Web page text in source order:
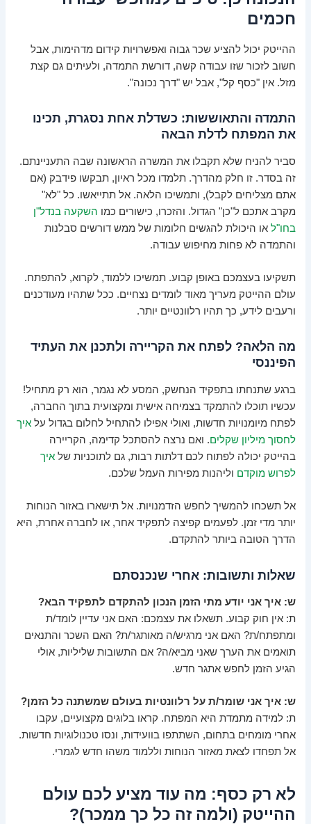
חכמים
ההייטק יכול להציע שכר גבוה ואפשרויות קידום מדהימות, אבל
חשוב לזכור שזו עבודה קשה, דורשת התמדה, ולעיתים גם קצת
מזל. אין "כסף קל", אבל יש "דרך נכונה".
התמדה והתאוששות: כשדלת אחת נסגרת, תכינו
את המפתח לדלת הבאה
סביר להניח שלא תקבלו את המשרה הראשונה שבה התעניינתם.
זה בסדר. זו חלק מהדרך. תלמדו מכל ראיון, תבקשו פידבק (אם
אתם מצליחים לקבל), ותמשיכו הלאה. אל תתייאשו. כל "לא"
מקרב אתכם ל"כן" הגדול. והזכרו, כישורים כמו השקעה בנדל"ן
בחו"ל או היכולת להגשים חלומות של ממש דורשים סבלנות
והתמדה לא פחות מחיפוש עבודה.
תשקיעו בעצמכם באופן קבוע. תמשיכו ללמוד, לקרוא, להתפתח.
עולם ההייטק מעריך מאוד לומדים נצחיים. ככל שתהיו מעודכנים
ורעבים לידע, כך תהיו רלוונטיים יותר.
מה הלאה? לפתח את הקריירה ולתכנן את העתיד
הפיננסי
ברגע שתנחתו בתפקיד הנחשק, המסע לא נגמר, הוא רק מתחיל!
עכשיו תוכלו להתמקד בצמיחה אישית ומקצועית בתוך החברה,
לפתח מיומנויות חדשות, ואולי אפילו להתחיל לחלום בגדול עלאיך
לחסוך מיליון שקלים. ואם נרצה להסתכל קדימה, הקריירה
בהייטק יכולה לפתוח לכם דלתות רבות, גם לתוכניות שלאיך
לפרוש מוקדם וליהנות מפירות העמל שלכם.
אל תשכחו להמשיך לחפש הזדמנויות. אל תישארו באזור הנוחות
יותר מדי זמן. לפעמים קפיצה לתפקיד אחר, או לחברה אחרת, היא
הדרך הטובה ביותר להתקדם.
שאלות ותשובות: אחרי שנכנסתם
ש: איך אני יודע מתי הזמן הנכון להתקדם לתפקיד הבא?
ת: אין חוק קבוע. תשאלו את עצמכם: האם אני עדיין לומד/ת
ומתפתח/ת? האם אני מרגיש/ה מאותגר/ת? האם השכר והתנאים
תואמים את הערך שאני מביא/ה? אם התשובות שליליות, אולי
הגיע הזמן לחפש אתגר חדש.
ש: איך אני שומר/ת על רלוונטיות בעולם שמשתנה כל הזמן?
ת: למידה מתמדת היא המפתח. קראו בלוגים מקצועיים, עקבו
אחרי מומחים בתחום, השתתפו בוועידות, ונסו טכנולוגיות חדשות.
אל תפחדו לצאת מאזור הנוחות וללמוד משהו חדש לגמרי.
לא רק כסף: מה עוד מציע לכם עולם
ההייטק (ולמה זה כל כך ממכר)?